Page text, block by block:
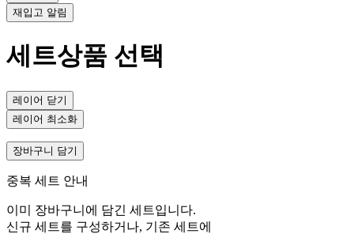
재입고 알림
세트상품 선택
레이어 닫기
레이어 최소화
장바구니 담기
중복 세트 안내
이미 장바구니에 담긴 세트입니다.
신규 세트를 구성하거나, 기존 세트에